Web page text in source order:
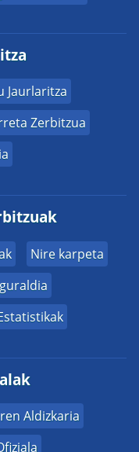
Jaurlaritza
Zerbitzua
Nire karpeta
Aldizkaria